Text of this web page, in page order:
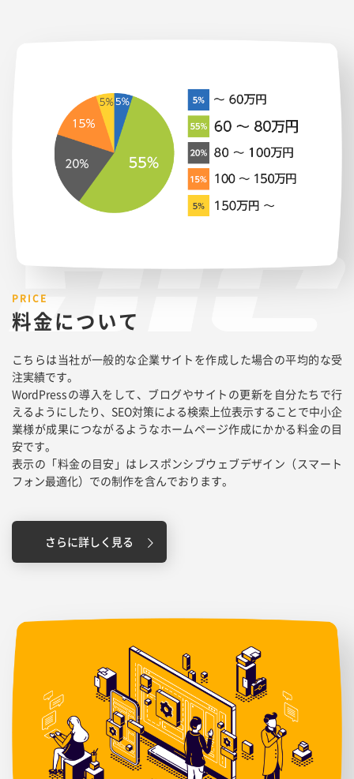
料金について
こちらは当社が一般的な企業サイトを作成した場合の平均的な受
注実績です。
WordPressの導入をして、ブログやサイトの更新を自分たちで行
えるようにしたり、SEO対策による検索上位表示することで中小企
業様が成果につながるようなホームページ作成にかかる料金の目
安です。
表示の「料金の目安」はレスポンシブウェブデザイン（スマート
フォン最適化）での制作を含んでおります。
さらに詳しく見る